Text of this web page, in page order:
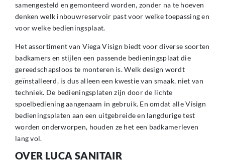
samengesteld en gemonteerd worden, zonder na te hoeven
denken welk inbouwreservoir past voor welke toepassing en
voor welke bedieningsplaat.
Het assortiment van Viega Visign biedt voor diverse soorten
badkamers en stijlen een passende bedieningsplaat die
gereedschapsloos te monteren is. Welk design wordt
geïnstalleerd, is dus alleen een kwestie van smaak, niet van
techniek. De bedieningsplaten zijn door de lichte
spoelbediening aangenaam in gebruik. En omdat alle Visign
bedieningsplaten aan een uitgebreide en langdurige test
worden onderworpen, houden ze het een badkamerleven
lang vol.
OVER LUCA SANITAIR